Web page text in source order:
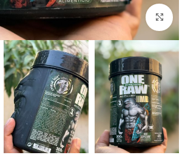
برای بزرگنمایی کلیک کنید